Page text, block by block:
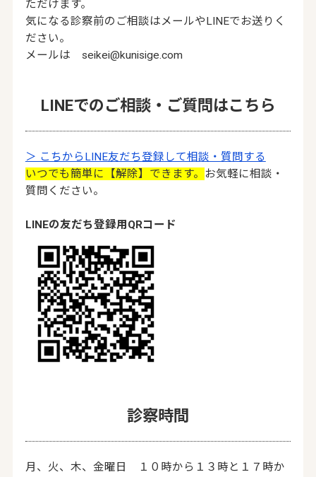
ただけます。
気になる診察前のご相談はメールやLINEでお送りく
ださい。
メールは seikei@kunisige.com
LINEでのご相談・ご質問はこちら
＞ こちからLINE友だち登録して相談・質問する
いつでも簡単に【解除】できます。 お気軽に相談・
質問ください。
LINEの友だち登録用QRコード
診察時間
月、火、木、金曜日 １０時から１３時と１７時か